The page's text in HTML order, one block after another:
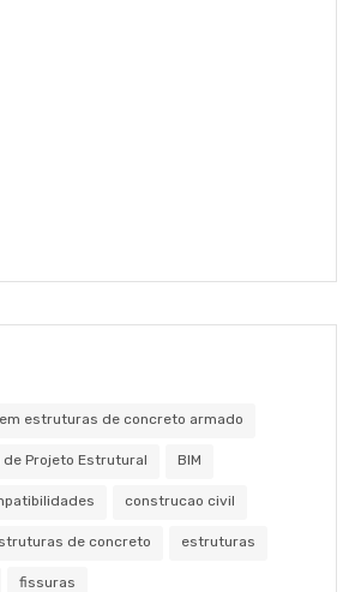
em estruturas de concreto armado
de Projeto Estrutural BIM
construcao civil
de concreto estruturas
fissuras